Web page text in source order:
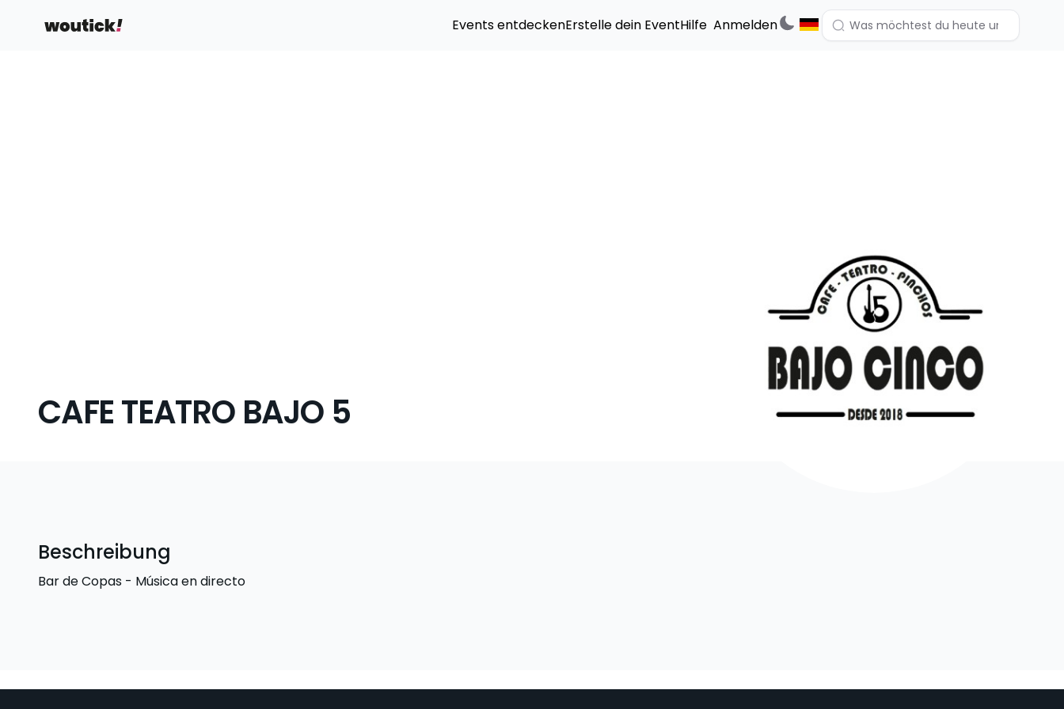
Events entdeckenErstelle dein EventHilfe Anmelden
CAFE TEATRO BAJO 5
Beschreibung
Bar de Copas - Música en directo